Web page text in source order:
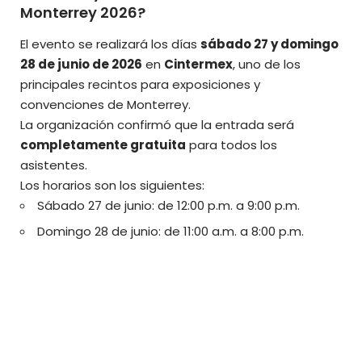
Monterrey 2026?
El evento se realizará los días sábado 27 y domingo
28 de junio de 2026 en Cintermex, uno de los
principales recintos para exposiciones y
convenciones de Monterrey.
La organización confirmó que la entrada será
completamente gratuita para todos los
asistentes.
Los horarios son los siguientes:
Sábado 27 de junio: de 12:00 p.m. a 9:00 p.m.
Domingo 28 de junio: de 11:00 a.m. a 8:00 p.m.